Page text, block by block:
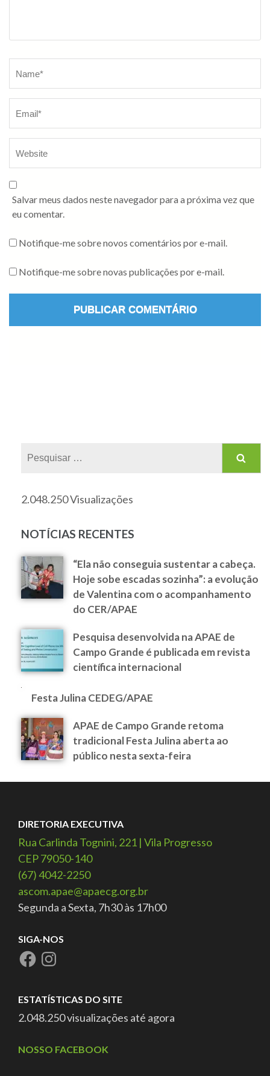
Salvar meus dados neste navegador para a próxima vez que
eu comentar.
Notifique-me sobre novos comentários por e-mail.
Notifique-me sobre novas publicações por e-mail.
2.048.250 Visualizações
NOTÍCIAS RECENTES
“Ela não conseguia sustentar a cabeça.
Hoje sobe escadas sozinha”: a evolução
de Valentina com o acompanhamento
do CER/APAE
Pesquisa desenvolvida na APAE de
Campo Grande é publicada em revista
científica internacional
Festa Julina CEDEG/APAE
APAE de Campo Grande retoma
tradicional Festa Julina aberta ao
público nesta sexta-feira
DIRETORIA EXECUTIVA
Rua Carlinda Tognini, 221 | Vila Progresso
CEP 79050-140
(67) 4042-2250
ascom.apae@apaecg.org.br
Segunda a Sexta, 7h30 às 17h00
SIGA-NOS
ESTATÍSTICAS DO SITE
2.048.250 visualizações até agora
NOSSO FACEBOOK